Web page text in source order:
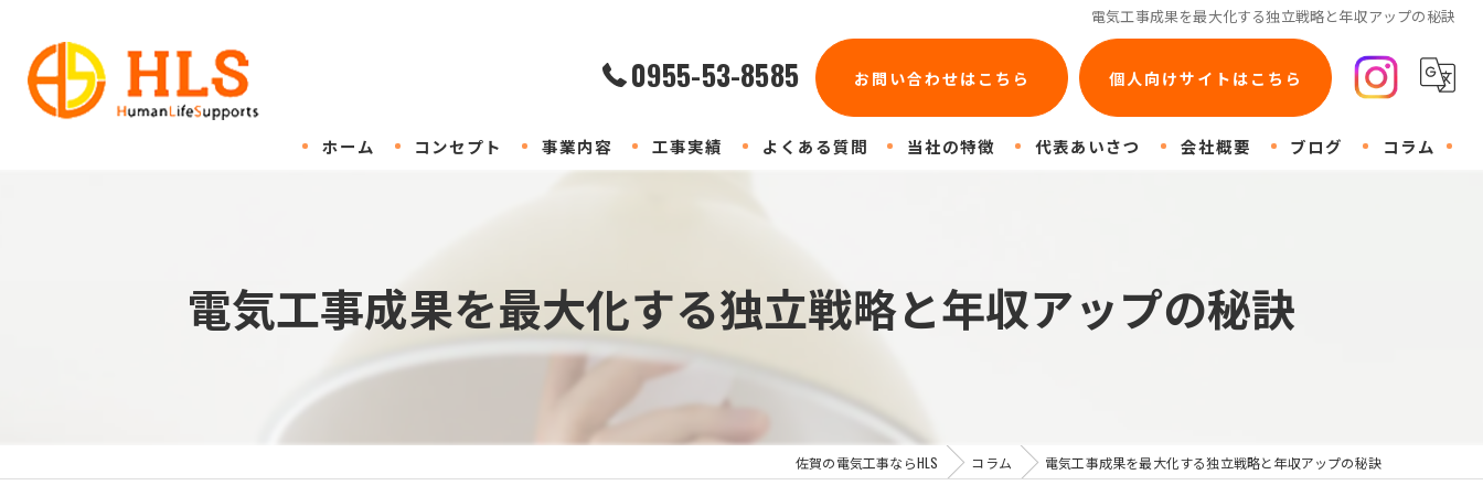
電気工事成果を最大化する独立戦略と年収アップの秘訣
0955-53-8585 お問い合わせはこちら 個人向けサイトはこちら
ホーム コンセプト 事業内容 工事実績 よくある質問 当社の特徴
工場
代表あいさつ 会社概要 ブログ コラム
電気工事成果を最大化する独立戦略と年収アップの秘訣
佐賀の電気工事ならHLS コラム 電気工事成果を最大化する独立戦略と年収アップの秘訣